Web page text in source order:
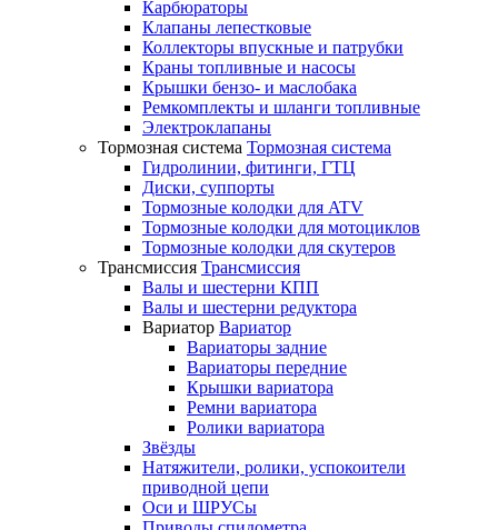
Карбюраторы
Клапаны лепестковые
Коллекторы впускные и патрубки
Краны топливные и насосы
Крышки бензо- и маслобака
Ремкомплекты и шланги топливные
Электроклапаны
Тормозная система Тормозная система
Гидролинии, фитинги, ГТЦ
Диски, суппорты
Тормозные колодки для ATV
Тормозные колодки для мотоциклов
Тормозные колодки для скутеров
Трансмиссия Трансмиссия
Валы и шестерни КПП
Валы и шестерни редуктора
Вариатор Вариатор
Вариаторы задние
Вариаторы передние
Крышки вариатора
Ремни вариатора
Ролики вариатора
Звёзды
Натяжители, ролики, успокоители
приводной цепи
Оси и ШРУСы